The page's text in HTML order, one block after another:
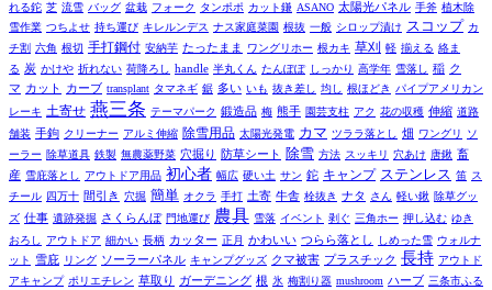
れる鉈 芝 流雪 バッグ 盆栽 フォーク タンポポ カット鎌 ASANO 太陽光パネル 手斧 植木除
雪作業 つちよせ 持ち運び キレルンデス ナス家庭菜園 根抜 一般 シロップ漬け スコップ カ
チ割 六角 根切 手打鋼付 安納芋 たったまま ワングリホー 根カキ 草刈 軽 揃える 絡ま
る 炭 かけや 折れない 荷降ろし handle 半丸くん たんぽぽ しっかり 高学年 雪落し 稲 ク
マ カット カーブ transplant タマネギ 鋸 多い いも 抜き差し 均し 根ほどき
パイプアメリカン
レーキ 土寄せ 燕三条 テーマパーク 鍛造品 梅 熊手 園芸支柱 アク 花の収穫 伸縮 道路
舗装 手鉤 クリーナー アルミ伸縮 除雪用品 太陽光発電 カマ ツララ落とし 畑 ワングリ
ソ
ーラー 除草道具 鉄製 無農薬野菜 穴掘り 防草シート 除雪 方法 スッキリ 穴あけ 唐鍬 畜
産 雪庇落とし アウトドア用品 初心者 幅広 硬い土 サン 鉈 キャンプ ステンレス 笛 ス
チール 四万十 間引き 穴掘 簡単 オクラ 手打 土寄 牛舎 栓抜き ナタ さん 軽い鍬 除草グッ
ズ 仕事 遺跡発掘 さくらんぼ 門地運び 農具 雪落 イベント 剥ぐ 三角ホー 押し込む ゆき
おろし
アウトドア 細かい 長柄 カッター 正月 かわいい つらら落とし しめった雪 ウォルナ
ット
雪庇 リング ソーラーパネル キャンプグッズ クマ被害 プラスチック 長持 アウトド
アキャンプ ポリエチレン 草取り ガーデニング 根 氷 梅割り器 mushroom ハーブ 三条市ふる